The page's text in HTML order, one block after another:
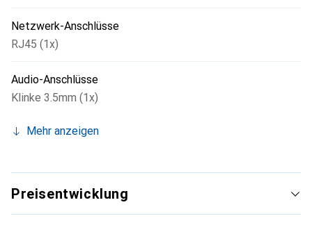
Netzwerk-Anschlüsse
RJ45 (1x)
Audio-Anschlüsse
Klinke 3.5mm (1x)
Mehr anzeigen
Preisentwicklung